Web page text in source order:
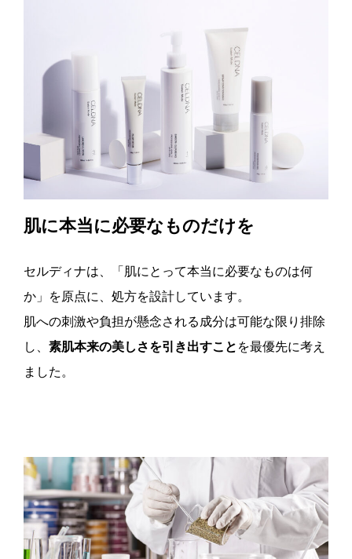
肌に本当に必要なものだけを
セルディナは、「肌にとって本当に必要なものは何
か」を原点に、処方を設計しています。
肌への刺激や負担が懸念される成分は可能な限り排除
し、 素肌本来の美しさを引き出すこと を最優先に考え
ました。